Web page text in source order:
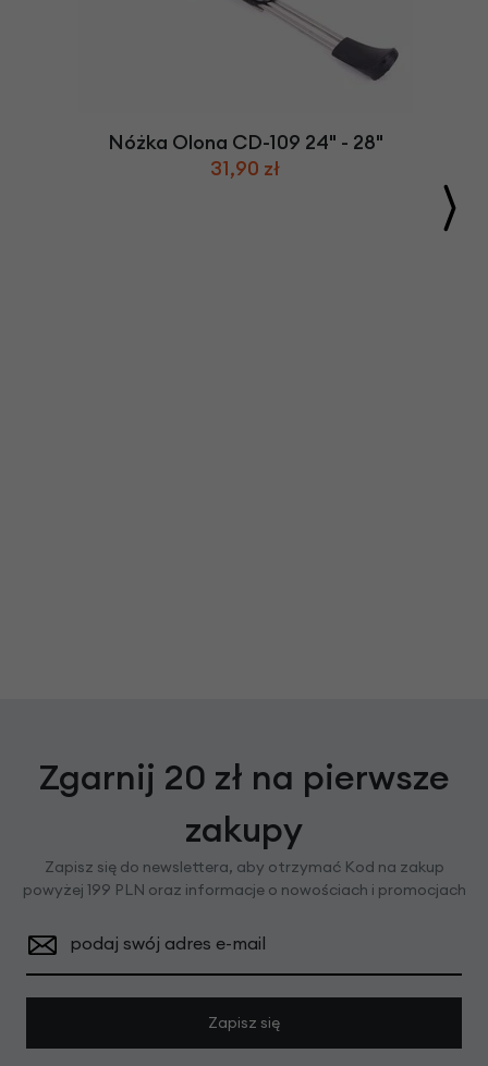
Nóżka Olona CD-109 24" - 28"
31,90 zł
Zgarnij 20 zł na pierwsze
zakupy
Zapisz się do newslettera, aby otrzymać Kod na zakup
powyżej 199 PLN oraz informacje o nowościach i promocjach
podaj swój adres e-mail
Zapisz się